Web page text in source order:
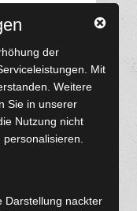
RSS-Feed
der
Mit
Weitere
Sie in unserer
Nutzung nicht
personalisieren.
Darstellung nackter